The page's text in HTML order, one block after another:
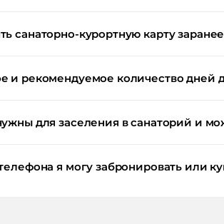
санаторно-курортную карту
и рекомендуемое количество дней
для заселения в санаторий и
я могу забронировать или